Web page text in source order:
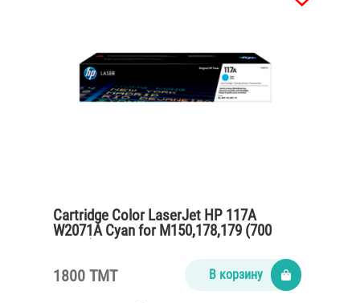
Cartridge Color LaserJet HP 117A
W2071A Cyan for M150,178,179 (700
1800 TMT В корзину